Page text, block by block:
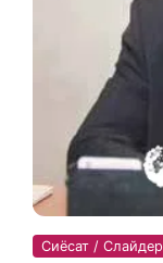
Сиёсат / Слайдер